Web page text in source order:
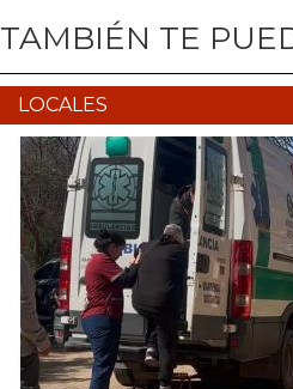
TAMBIÉN TE
LOCALES